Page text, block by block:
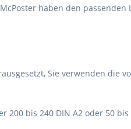
haben den
Sie verwenden die
bis 240 DIN A2 oder 50 bis